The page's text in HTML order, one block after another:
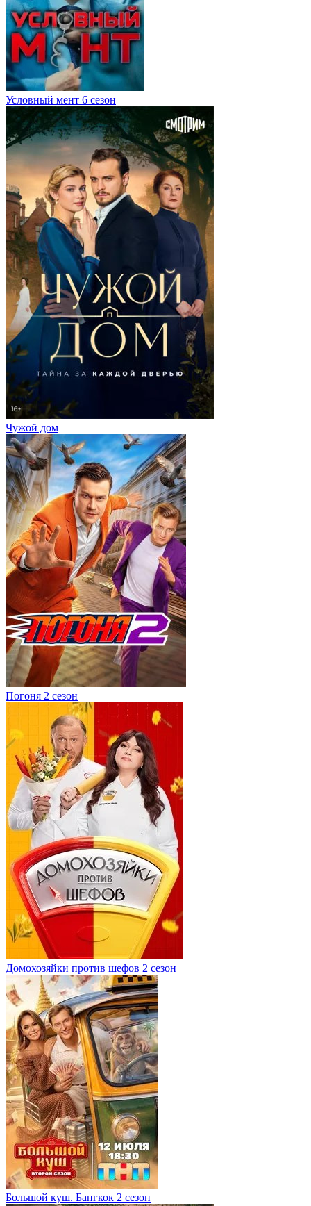
Условный мент 6 сезон
Чужой дом
Погоня 2 сезон
Домохозяйки против шефов 2 сезон
Большой куш. Бангкок 2 сезон